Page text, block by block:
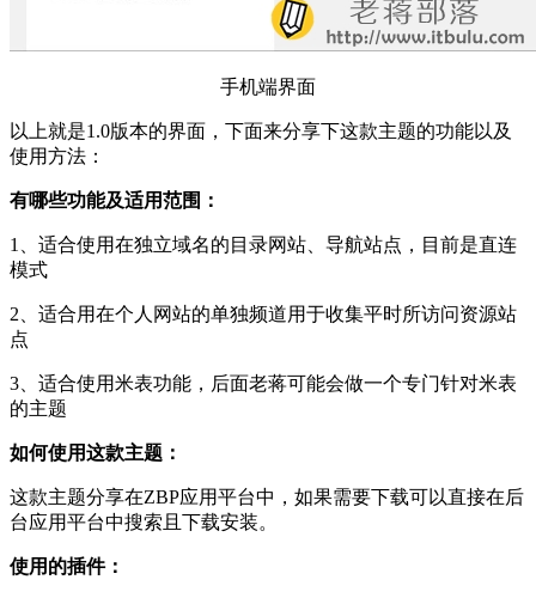
手机端界面
以上就是1.0版本的界面，下面来分享下这款主题的功能以及
使用方法：
有哪些功能及适用范围：
1、适合使用在独立域名的目录网站、导航站点，目前是直连
模式
2、适合用在个人网站的单独频道用于收集平时所访问资源站
点
3、适合使用米表功能，后面老蒋可能会做一个专门针对米表
的主题
如何使用这款主题：
这款主题分享在ZBP应用平台中，如果需要下载可以直接在后
台应用平台中搜索且下载安装。
使用的插件：